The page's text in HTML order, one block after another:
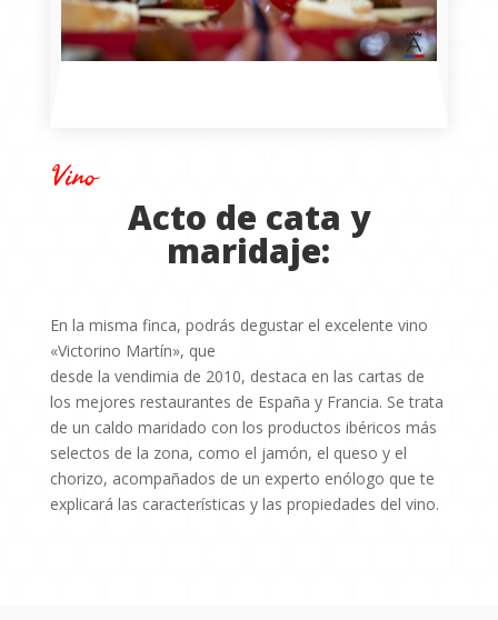
Vino
Acto de cata y
maridaje:
En la misma finca, podrás degustar el excelente vino
«Victorino Martín», que
desde la vendimia de 2010, destaca en las cartas de
los mejores restaurantes de España y Francia. Se trata
de un caldo maridado con los productos ibéricos más
selectos de la zona, como el jamón, el queso y el
chorizo, acompañados de un experto enólogo que te
explicará las características y las propiedades del vino.